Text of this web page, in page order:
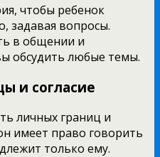
чтобы ребенок
задавая вопросы.
в общении и
обсудить любые темы.
и согласие
личных границ и
имеет право говорить
только ему.